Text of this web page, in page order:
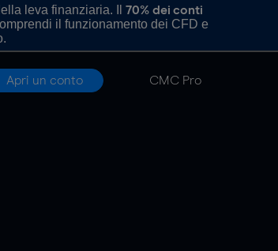
leva finanziaria. Il 70% dei conti
il funzionamento dei CFD e
Apri un conto CMC Pro